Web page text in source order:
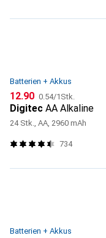
Batterien + Akkus
CHF
12.90 CHF
0.54/1Stk.
Digitec AA Alkaline
24 Stk., AA, 2960 mAh
734
Batterien + Akkus